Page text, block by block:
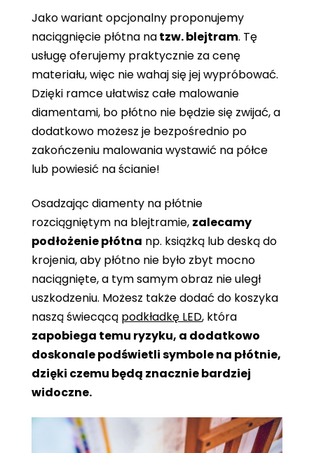
Jako wariant opcjonalny proponujemy
naciągnięcie płótna natzw. blejtram. Tę
usługę oferujemy praktycznie za cenę
materiału, więc nie wahaj się jej wypróbować.
Dzięki ramce ułatwisz całe malowanie
diamentami, bo płótno nie będzie się zwijać, a
dodatkowo możesz je bezpośrednio po
zakończeniu malowania wystawić na półce
lub powiesić na ścianie!
Osadzając diamenty na płótnie
rozciągniętym na blejtramie, zalecamy
podłożenie płótna np. książką lub deską do
krojenia, aby płótno nie było zbyt mocno
naciągnięte, a tym samym obraz nie uległ
uszkodzeniu. Możesz także dodać do koszyka
naszą świecącą podkładkę LED, która
zapobiega temu ryzyku, a dodatkowo
doskonale podświetli symbole na płótnie,
dzięki czemu będą znacznie bardziej
widoczne.